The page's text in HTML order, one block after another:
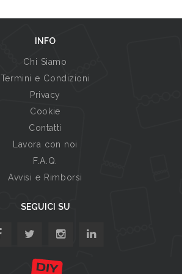
INFO
Chi Siamo
Termini e Condizioni
Privacy
Cookie
Contatti
Lavora con noi
F.A.Q.
Avvisi e Rimborsi
SEGUICI SU